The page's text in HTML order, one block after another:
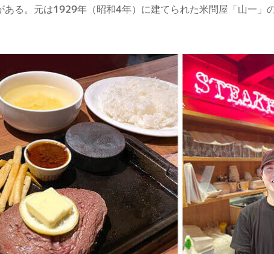
ある。元は1929年（昭和4年）に建てられた米問屋「山一」